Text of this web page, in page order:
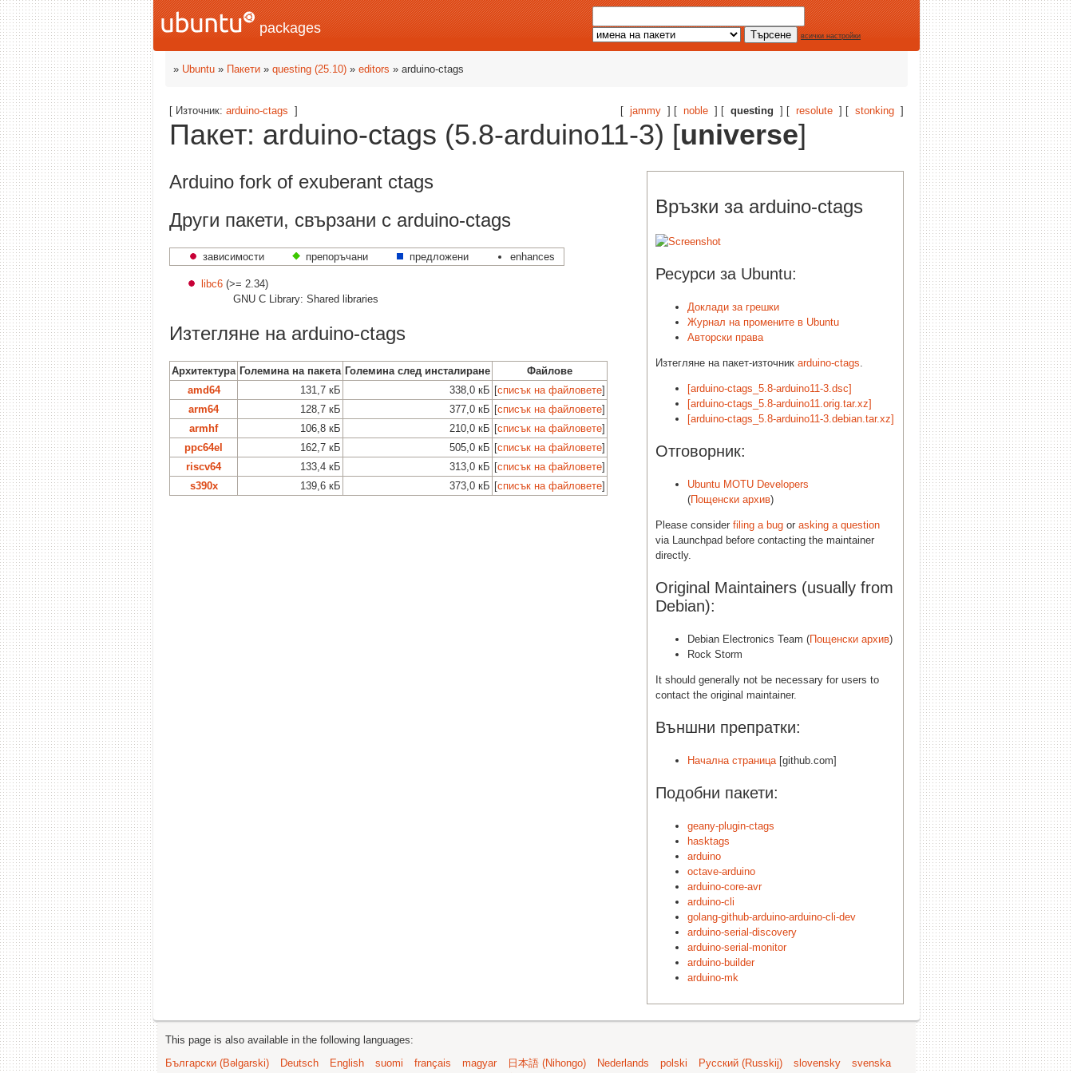
packages всички настройки
» Ubuntu » Пакети » questing (25.10) » editors » arduino-ctags
[ jammy ] [ noble ] [ questing ] [ resolute ] [ stonking ]
[ Източник: arduino-ctags ]
Пакет: arduino-ctags (5.8-arduino11-3) [universe]
Връзки за arduino-ctags
Ресурси за Ubuntu:
Доклади за грешки
Журнал на промените в Ubuntu
Авторски права
Изтегляне на пакет-източник arduino-ctags
[arduino-ctags_5.8-arduino11-3.dsc]
[arduino-ctags_5.8-arduino11.orig.tar.xz]
[arduino-ctags_5.8-arduino11-3.debian.tar.xz]
Отговорник:
Ubuntu MOTU Developers
(Пощенски архив)
Please consider filing a bug or asking a question
via Launchpad before contacting the maintainer
directly.
Original Maintainers (usually from
Debian):
Debian Electronics Team (Пощенски архив)
Rock Storm
It should generally not be necessary for users to
contact the original maintainer.
Външни препратки:
Начална страница [github.com]
Подобни пакети:
geany-plugin-ctags
hasktags
arduino
octave-arduino
arduino-core-avr
arduino-cli
golang-github-arduino-arduino-cli-dev
arduino-serial-discovery
arduino-serial-monitor
arduino-builder
arduino-mk
Arduino fork of exuberant ctags
Други пакети, свързани с arduino-ctags
зависимости препоръчани предложени enhances
libc6 (>= 2.34)
GNU C Library: Shared libraries
Изтегляне на arduino-ctags
Архитектура Големина на пакета Големина след инсталиране
Файлове
amd64
131,7 кБ 338,0 кБ [списък на файловете]
arm64
128,7 кБ 377,0 кБ [списък на файловете]
armhf
106,8 кБ 210,0 кБ [списък на файловете]
ppc64el
162,7 кБ 505,0 кБ [списък на файловете]
riscv64
133,4 кБ 313,0 кБ [списък на файловете]
s390x
139,6 кБ 373,0 кБ [списък на файловете]
This page is also available in the following languages:
Български (Bəlgarski)
Deutsch English suomi français magyar 日本語 (Nihongo) Nederlands polski Русский (Russkij) slovensky
svenska